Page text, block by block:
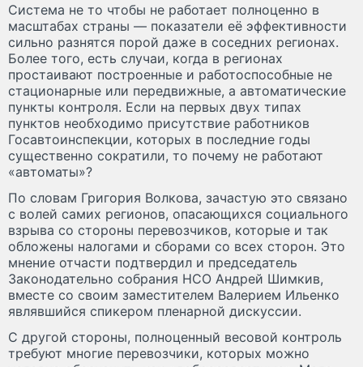
Система не то чтобы не работает полноценно в
масштабах страны — показатели её эффективности
сильно разнятся порой даже в соседних регионах.
Более того, есть случаи, когда в регионах
простаивают построенные и работоспособные не
стационарные или передвижные, а автоматические
пункты контроля. Если на первых двух типах
пунктов необходимо присутствие работников
Госавтоинспекции, которых в последние годы
существенно сократили, то почему не работают
«автоматы»?
По словам Григория Волкова, зачастую это связано
с волей самих регионов, опасающихся социального
взрыва со стороны перевозчиков, которые и так
обложены налогами и сборами со всех сторон. Это
мнение отчасти подтвердил и председатель
Законодательно собрания НСО Андрей Шимкив,
вместе со своим заместителем Валерием Ильенко
являвшийся спикером пленарной дискуссии.
С другой стороны, полноценный весовой контроль
требуют многие перевозчики, которых можно